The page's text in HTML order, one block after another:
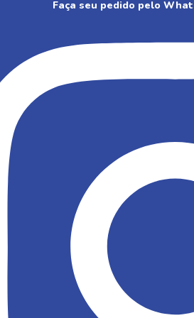
Faça seu pedido pelo